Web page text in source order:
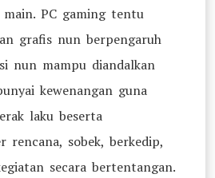
main. PC gaming tentu
grafis nun berpengaruh
nun mampu diandalkan
kewenangan guna
laku beserta
rencana, sobek, berkedip,
secara bertentangan.